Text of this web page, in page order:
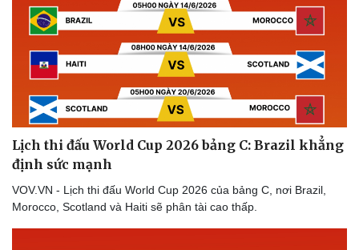
Lịch thi đấu World Cup 2026 bảng C: Brazil khẳng
định sức mạnh
VOV.VN - Lịch thi đấu World Cup 2026 của bảng C, nơi Brazil,
Morocco, Scotland và Haiti sẽ phân tài cao thấp.